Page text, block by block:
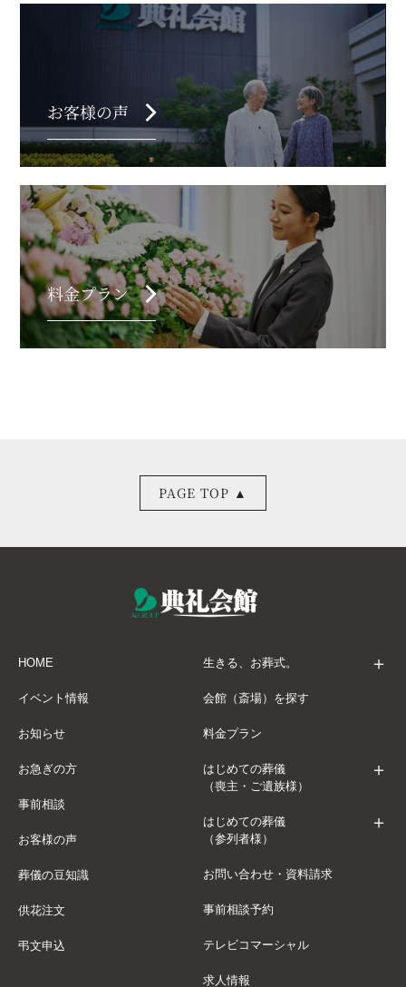
お客様の声 chevron_right
料金プランchevron_right
PAGE TOP ▲
HOME
イベント情報
お知らせ
お急ぎの方
事前相談
お客様の声
葬儀の豆知識
供花注文
弔文申込
生きる、お葬式。
会館（斎場）を探す
料金プラン
はじめての葬儀
（喪主・ご遺族様）
はじめての葬儀
（参列者様）
お問い合わせ・資料請求
事前相談予約
テレビコマーシャル
求人情報